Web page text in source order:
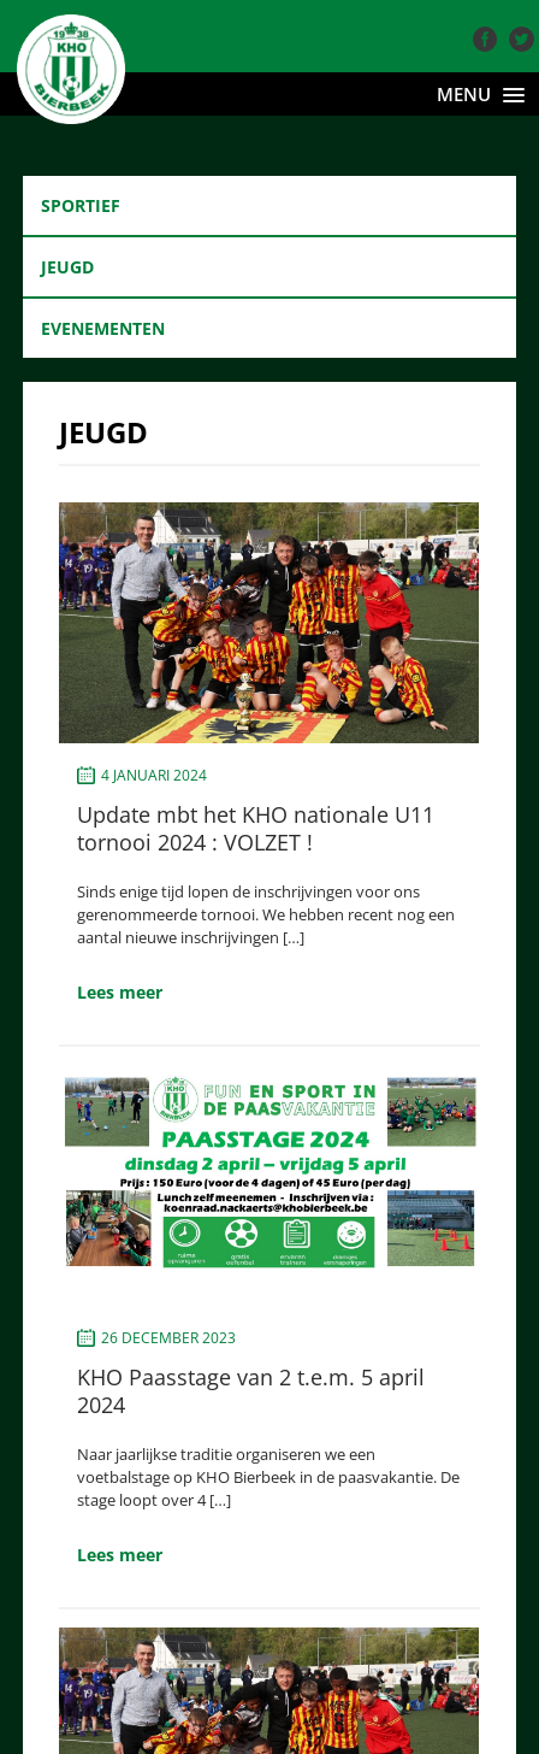
MENU
SPORTIEF
JEUGD
EVENEMENTEN
JEUGD
4 JANUARI 2024
Update mbt het KHO nationale U11
tornooi 2024 : VOLZET !
Sinds enige tijd lopen de inschrijvingen voor ons
gerenommeerde tornooi. We hebben recent nog een
aantal nieuwe inschrijvingen […]
Lees meer
26 DECEMBER 2023
KHO Paasstage van 2 t.e.m. 5 april
2024
Naar jaarlijkse traditie organiseren we een
voetbalstage op KHO Bierbeek in de paasvakantie. De
stage loopt over 4 […]
Lees meer